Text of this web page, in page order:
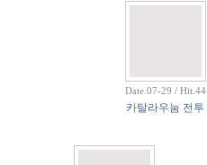
Date.07-29 / Hit.44
카탈라우눔 전투